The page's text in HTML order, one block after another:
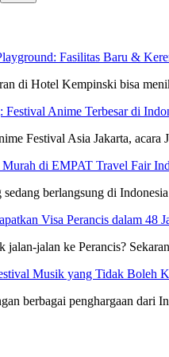
Fasilitas Baru &
di Hotel Kempinski bisa
Festival Anime Terbesar di
Festival Asia Jakarta,
di EMPAT Travel Fair
berlangsung di
Visa Perancis dalam 48
jalan-jalan ke Perancis?
Musik yang Tidak Boleh
berbagai penghargaan